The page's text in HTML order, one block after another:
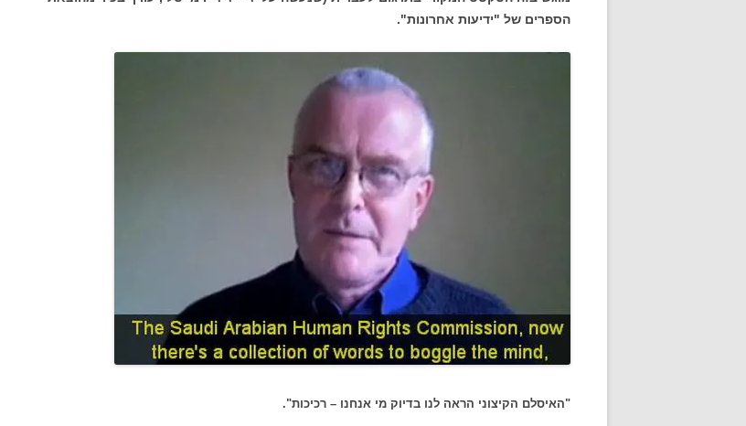
הספרים של "ידיעות אחרונות".
"האיסלם הקיצוני הראה לנו בדיוק מי אנחנו – רכיכות".